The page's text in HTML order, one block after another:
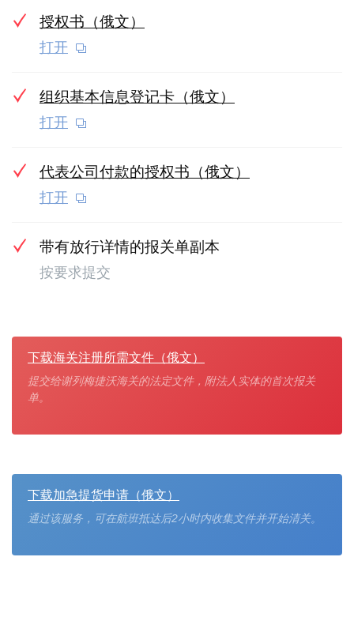
授权书（俄文）
打开
组织基本信息登记卡（俄文）
打开
代表公司付款的授权书（俄文）
打开
带有放行详情的报关单副本
按要求提交
下载海关注册所需文件（俄文）
提交给谢列梅捷沃海关的法定文件，附法人实体的首次报关
单。
下载加急提货申请（俄文）
通过该服务，可在航班抵达后2小时内收集文件并开始清关。